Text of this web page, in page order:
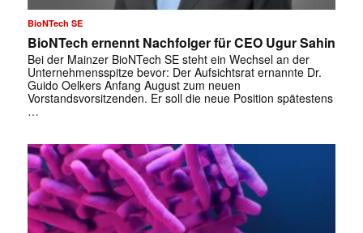
BioNTech SE
BioNTech ernennt Nachfolger für CEO Ugur Sahin
Bei der Mainzer BioNTech SE steht ein Wechsel an der
Unternehmensspitze bevor: Der Aufsichtsrat ernannte Dr.
Guido Oelkers Anfang August zum neuen
Vorstandsvorsitzenden. Er soll die neue Position spätestens
…